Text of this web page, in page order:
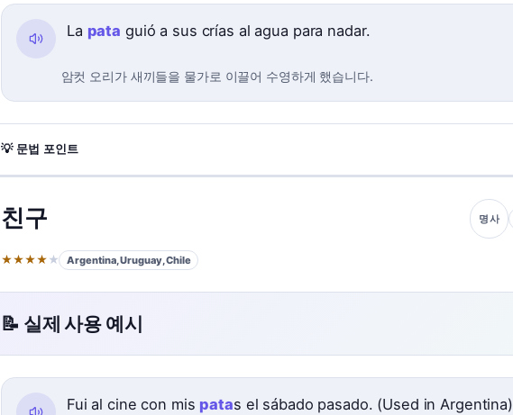
La pata guió a sus crías al agua para nadar.
암컷 오리가 새끼들을 물가로 이끌어 수영하게 했습니다.
💡 문법 포인트
친구 명사
★★★★ ★ Argentina, Uruguay, Chile
📝 실제 사용 예시
Fui al cine con mis patas el sábado pasado. (Used in Argentina)